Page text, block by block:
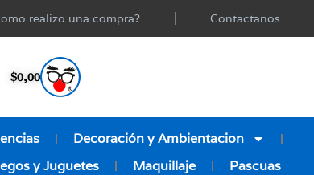
realizo una compra? Contactanos
$0,00
Decoración y Ambientacion
y Juguetes Maquillaje Pascuas